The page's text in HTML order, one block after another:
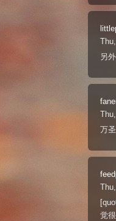
另
万
觉